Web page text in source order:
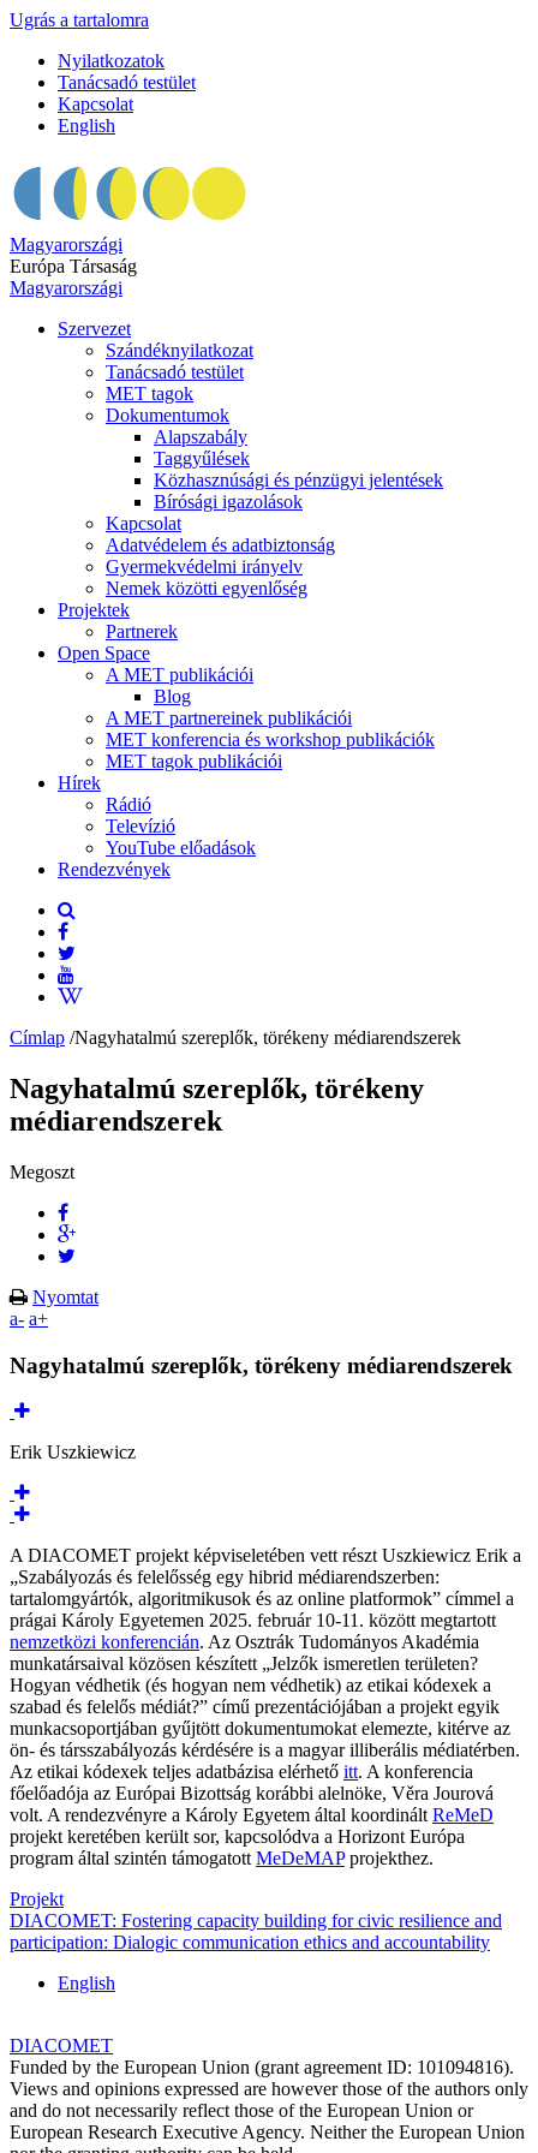
Ugrás a tartalomra
Nyilatkozatok
Tanácsadó testület
Kapcsolat
English
Magyarországi
Európa Társaság
Magyarországi
Szervezet
Szándéknyilatkozat
Tanácsadó testület
MET tagok
Dokumentumok
Alapszabály
Taggyűlések
Közhasznúsági és pénzügyi jelentések
Bírósági igazolások
Kapcsolat
Adatvédelem és adatbiztonság
Gyermekvédelmi irányelv
Nemek közötti egyenlőség
Projektek
Partnerek
Open Space
A MET publikációi
Blog
A MET partnereinek publikációi
MET konferencia és workshop publikációk
MET tagok publikációi
Hírek
Rádió
Televízió
YouTube előadások
Rendezvények
Címlap /Nagyhatalmú szereplők, törékeny médiarendszerek
Nagyhatalmú szereplők, törékeny
médiarendszerek
Megoszt
Nyomtat
a- a+
Nagyhatalmú szereplők, törékeny médiarendszerek
Erik Uszkiewicz
A DIACOMET projekt képviseletében vett részt Uszkiewicz Erik a
„Szabályozás és felelősség egy hibrid médiarendszerben:
tartalomgyártók, algoritmikusok és az online platformok” címmel a
prágai Károly Egyetemen 2025. február 10-11. között megtartott
nemzetközi konferencián. Az Osztrák Tudományos Akadémia
munkatársaival közösen készített „Jelzők ismeretlen területen?
Hogyan védhetik (és hogyan nem védhetik) az etikai kódexek a
szabad és felelős médiát?” című prezentációjában a projekt egyik
munkacsoportjában gyűjtött dokumentumokat elemezte, kitérve az
ön- és társszabályozás kérdésére is a magyar illiberális médiatérben.
Az etikai kódexek teljes adatbázisa elérhető itt. A konferencia
főelőadója az Európai Bizottság korábbi alelnöke, Věra Jourová
volt. A rendezvényre a Károly Egyetem által koordinált ReMeD
projekt keretében került sor, kapcsolódva a Horizont Európa
program által szintén támogatott MeDeMAPprojekthez.
Projekt
DIACOMET: Fostering capacity building for civic resilience and
participation: Dialogic communication ethics and accountability
English
DIACOMET
Funded by the European Union (grant agreement ID: 101094816).
Views and opinions expressed are however those of the authors only
and do not necessarily reflect those of the European Union or
European Research Executive Agency. Neither the European Union